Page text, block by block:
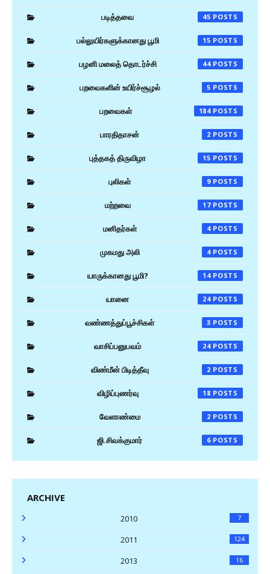
படித்தவை 45
பல்லுயிர்களுக்கானது பூமி 15
பழனி மலைத் தொடர்ச்சி 44
பறவைகளின் உயிர்ச்சூழல் 5
பறவைகள் 184
பாரதிதாசன் 2
புத்தகத் திருவிழா 15
புலிகள் 9
மற்றவை 17
மனிதர்கள் 4
முகமது அலி 4
யாருக்கானது பூமி? 14
யானை 24
வண்ணத்துப்பூச்சிகள் 3
வாசிப்பனுபவம் 24
விண்மீன் பிடித்தீவு 2
விழிப்புணர்வு 18
வேளாண்மை 2
ஜி.சிவக்குமார் 6
ARCHIVE
2010 7
2011 124
2013 16